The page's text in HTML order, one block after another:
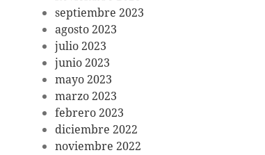
septiembre 2023
agosto 2023
julio 2023
junio 2023
mayo 2023
marzo 2023
febrero 2023
diciembre 2022
noviembre 2022